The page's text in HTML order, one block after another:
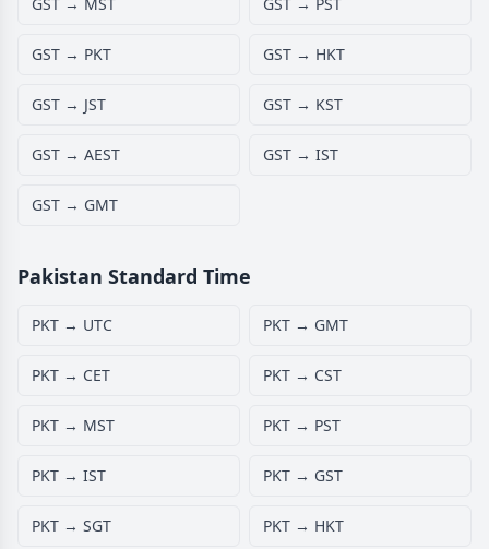
GST → PKT GST → HKT
GST → JST GST → KST
GST → AEST GST → IST
GST → GMT
Pakistan Standard Time
PKT → UTC PKT → GMT
PKT → CET PKT → CST
PKT → MST PKT → PST
PKT → IST PKT → GST
PKT → SGT PKT → HKT